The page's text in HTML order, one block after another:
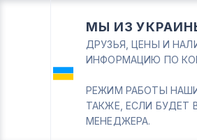
МЫ ИЗ
ДРУЗЬЯ, ЦЕНЫ И
ИНФОРМАЦИЮ ПО
РЕЖИМ РАБОТЫ
ТАКЖЕ, ЕСЛИ
МЕНЕДЖЕРА.